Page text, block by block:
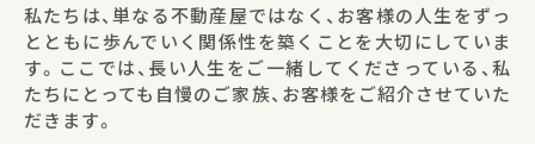
私たちは、単なる不動産屋ではなく、お客様の人生をずっ
とともに歩んでいく関係性を築くことを大切にしていま
す。ここでは、長い人生をご一緒してくださっている、私
たちにとっても自慢のご家族、お客様をご紹介させていた
だきます。